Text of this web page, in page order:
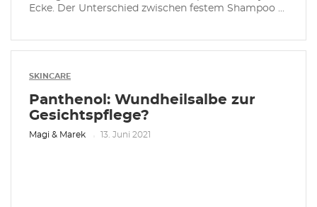
Ecke. Der Unterschied zwischen festem Shampoo ...
SKINCARE
Panthenol: Wundheilsalbe zur
Gesichtspflege?
Magi & Marek 13. Juni 2021